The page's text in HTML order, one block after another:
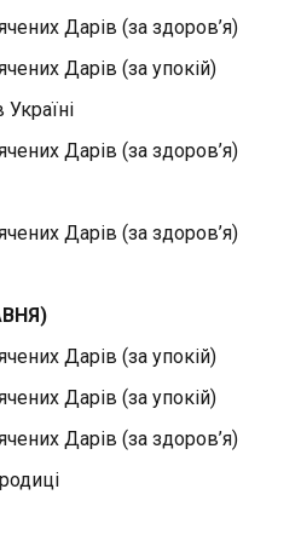
Дарів (за здоров’я)
Дарів (за упокій)
Дарів (за здоров’я)
Дарів (за здоров’я)
Дарів (за упокій)
Дарів (за упокій)
Дарів (за здоров’я)